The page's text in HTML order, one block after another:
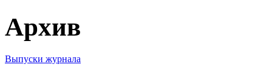
Архив
Выпуски журнала